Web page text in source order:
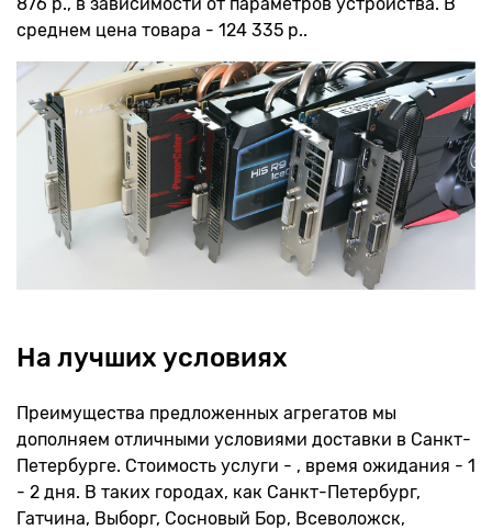
среднем цена товара - 124 335 р..
На лучших условиях
Преимущества предложенных агрегатов мы
дополняем отличными условиями доставки в Санкт-
Петербурге. Стоимость услуги - , время ожидания - 1
- 2 дня. В таких городах, как Санкт-Петербург,
Гатчина, Выборг, Сосновый Бор, Всеволожск,